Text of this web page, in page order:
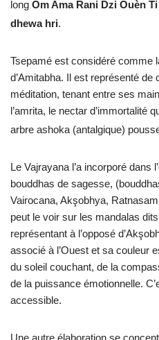
long Om Ama Rani Dzi Ouèn
dhewa hri.
Tsepamé est considéré comme
d’Amitabha. Il est représenté
méditation, tenant entre ses
l’amrita, le nectar d’immortalité
arbre ashoka (antalgique)
Le Vajrayana l’a incorporé dans
bouddhas de sagesse,
Vairocana, Akşobhya,
peut le voir sur les mandalas
représentant à l’opposé
associé à l’Ouest et sa couleur
du soleil couchant, de la
de la puissance émotionnelle.
accessible.
Une autre élaboration se